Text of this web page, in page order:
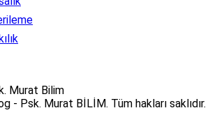
Murat Bilim
- Psk. Murat BİLİM. Tüm hakları saklıdır.